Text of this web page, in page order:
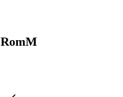
الميزات الرئيسية لـ RomM